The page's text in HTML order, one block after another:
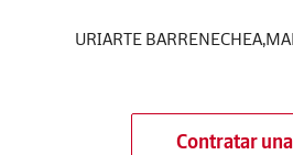
URIARTE
Contratar